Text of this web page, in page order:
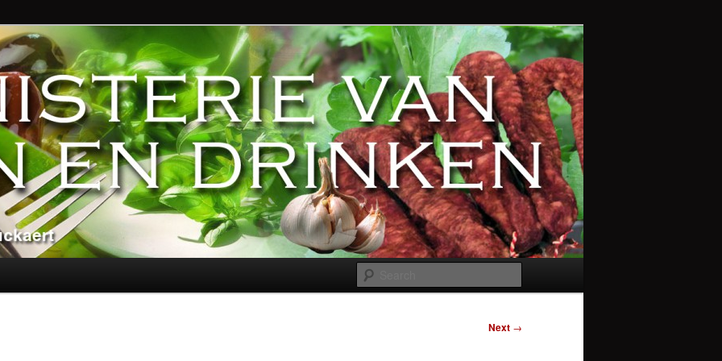
en Drinken
genoegens…
Next →